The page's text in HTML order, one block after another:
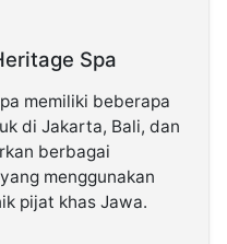
Spa
memiliki beberapa
di Jakarta, Bali, dan
berbagai
menggunakan
pijat khas Jawa.